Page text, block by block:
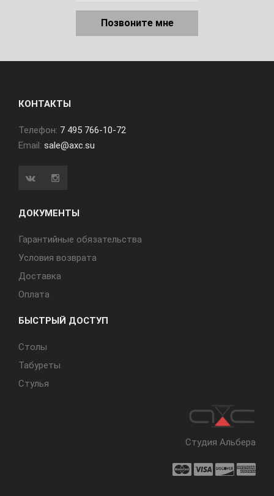
Позвоните мне
КОНТАКТЫ
Телефон: 7 495 766-10-72
Email: sale@axc.su
ДОКУМЕНТЫ
Гарантийные обязательства
Условия возврата
Доставка
Оплата
БЫСТРЫЙ ДОСТУП
Cтолы
Табуреты
Стулья
Студия Альбера